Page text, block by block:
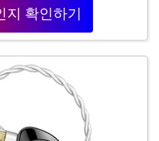
확인하기